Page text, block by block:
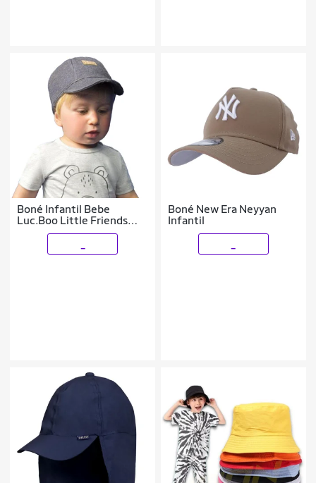
Boné Infantil Bebe
Luc.Boo Little Friends
Cinza Escuro 671
Boné New Era Neyyan
Infantil